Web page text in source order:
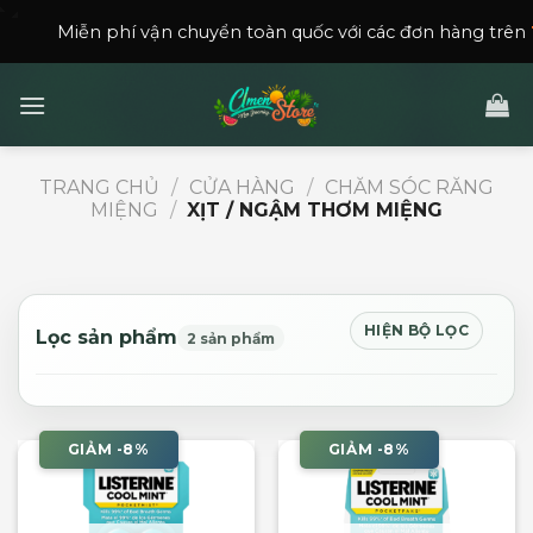
phí vận chuyển toàn quốc với các đơn hàng trên
TRANG CHỦ / CỬA HÀNG / CHĂM SÓC RĂNG
MIỆNG
/ XỊT / NGẬM THƠM MIỆNG
Lọc sản phẩm 2 sản phẩm HIỆN BỘ LỌC
GIẢM -8% GIẢM -8%